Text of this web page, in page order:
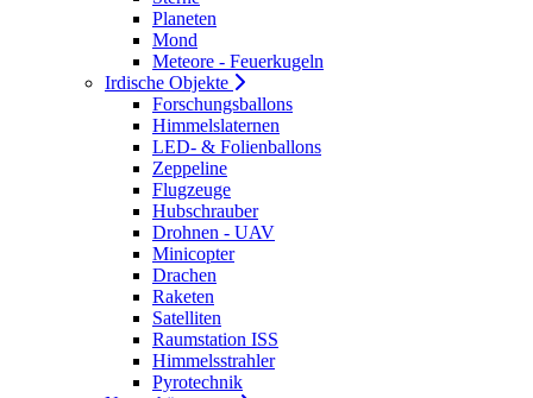
Planeten
Mond
Meteore - Feuerkugeln
Irdische Objekte
Forschungsballons
Himmelslaternen
LED- & Folienballons
Zeppeline
Flugzeuge
Hubschrauber
Drohnen - UAV
Minicopter
Drachen
Raketen
Satelliten
Raumstation ISS
Himmelsstrahler
Pyrotechnik